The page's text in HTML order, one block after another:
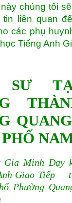
chúng tôi
tin liên quan
các phụ
Tiếng Anh
Gia Minh Dạy
Giao Tiếp
Phường